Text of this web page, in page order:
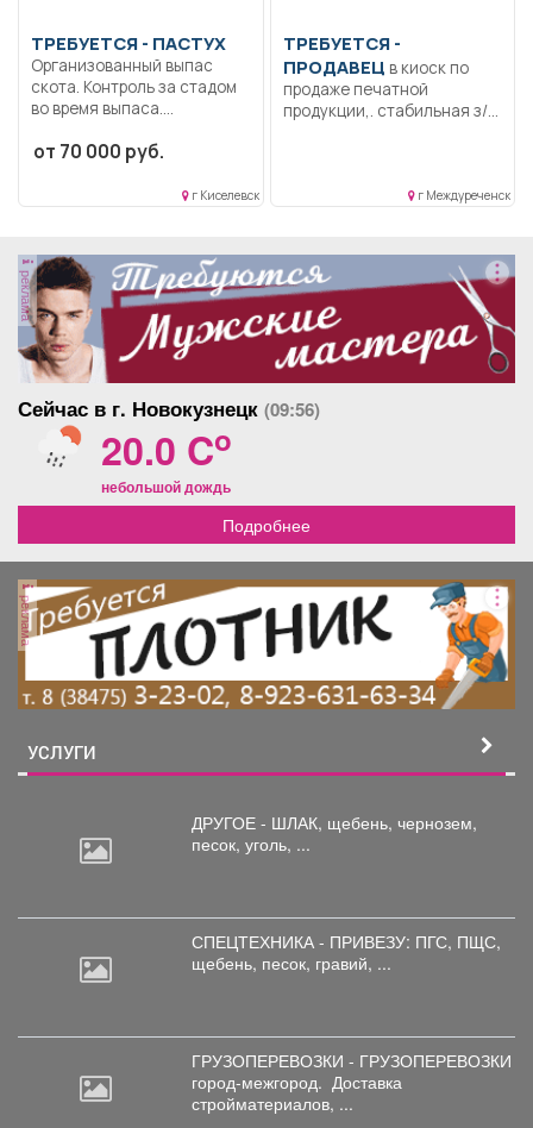
ТРЕБУЕТСЯ - ПАСТУХ
Организованный выпас
скота. Контроль за стадом
во время выпаса....
от 70 000 руб.
г Киселевск
ТРЕБУЕТСЯ -
ПРОДАВЕЦ
продаже печатной
продукции,. стабильная з/п,
г Междуреченск
реклама
Сейчас в г. Новокузнецк (09:56)
20.0 Co
небольшой дождь
Подробнее
реклама
УСЛУГИ
ДРУГОЕ - ШЛАК, щебень, чернозем,
песок, уголь, ...
СПЕЦТЕХНИКА - ПРИВЕЗУ: ПГС, ПЩС,
щебень, песок, гравий, ...
ГРУЗОПЕРЕВОЗКИ - ГРУЗОПЕРЕВОЗКИ
город-межгород. Доставка
стройматериалов, ...